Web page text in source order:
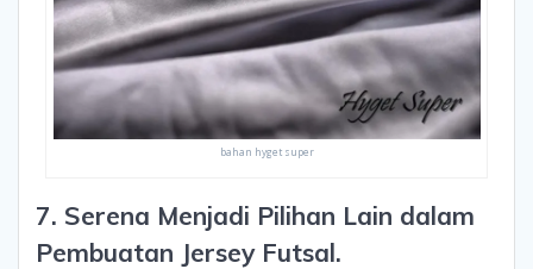
bahan hyget super
7. Serena Menjadi Pilihan Lain dalam
Pembuatan Jersey Futsal.